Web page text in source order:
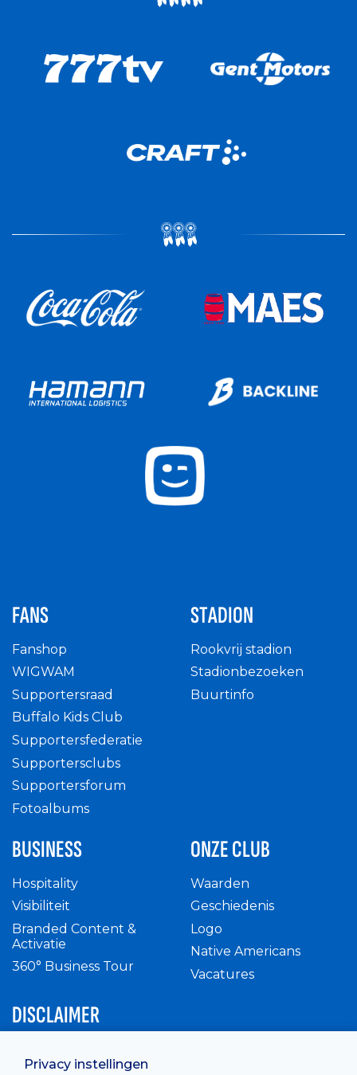
Privacy instellingen
FANS
Fanshop
WIGWAM
Supportersraad
Buffalo Kids Club
Supportersfederatie
Supportersclubs
Supportersforum
Fotoalbums
STADION
Rookvrij stadion
Stadionbezoeken
Buurtinfo
BUSINESS
Hospitality
Visibiliteit
Branded Content &
Activatie
360° Business Tour
ONZE CLUB
Waarden
Geschiedenis
Logo
Native Americans
Vacatures
DISCLAIMER
Privacy Policy